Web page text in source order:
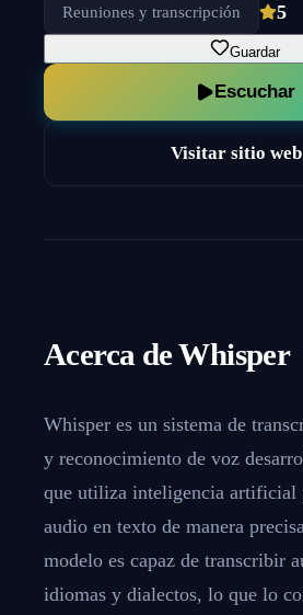
Reuniones y transcripción 5
Guardar
Escuchar
Visitar sitio web
Acerca deWhisper
Whisper es un sistema de
y reconocimiento de voz
que utiliza inteligencia artificial
audio en texto de manera
modelo es capaz de transcribir
idiomas y dialectos, lo que lo